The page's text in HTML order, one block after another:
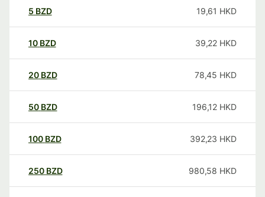
5 BZD 19,61 HKD
10 BZD 39,22 HKD
20 BZD 78,45 HKD
50 BZD 196,12 HKD
100 BZD 392,23 HKD
250 BZD 980,58 HKD